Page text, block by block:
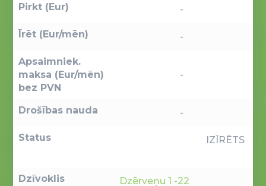
Pirkt (Eur) -
Īrēt (Eur/mēn) -
Apsaimniek.
maksa (Eur/mēn)
bez PVN
-
Drošības nauda -
Status IZĪRĒTS
Dzīvoklis Dzērveņu 1 -22